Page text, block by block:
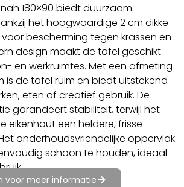
180×90 biedt duurzaam
het hoogwaardige 2 cm dikke
bescherming tegen krassen en
design maakt de tafel geschikt
en werkruimtes. Met een afmeting
is de tafel ruim en biedt uitstekend
eten of creatief gebruik. De
garandeert stabiliteit, terwijl het
eikenhout een heldere, frisse
onderhoudsvriendelijke oppervlak
schoon te houden, ideaal
voor meer informatie